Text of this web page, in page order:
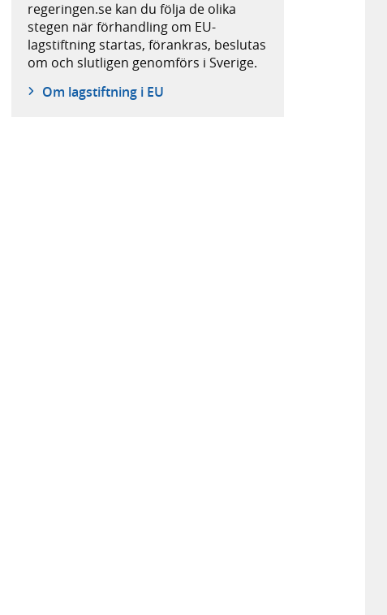
regeringen.se kan du följa de olika
stegen när förhandling om EU-
lagstiftning startas, förankras, beslutas
om och slutligen genomförs i Sverige.
Om lagstiftning i EU